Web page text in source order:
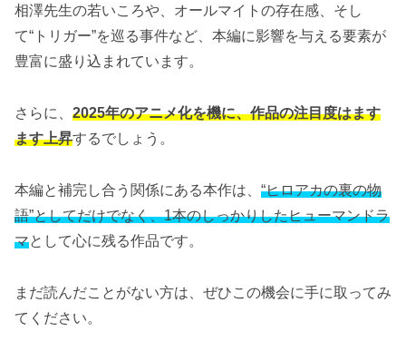
相澤先生の若いころや、オールマイトの存在感、そし
て“トリガー”を巡る事件など、本編に影響を与える要素が
豊富に盛り込まれています。
さらに、 2025年のアニメ化を機に、作品の注目度はます
ます上昇するでしょう。
本編と補完し合う関係にある本作は、 “ヒロアカの裏の物
語”としてだけでなく、1本のしっかりしたヒューマンドラ
マとして心に残る作品です。
まだ読んだことがない方は、ぜひこの機会に手に取ってみ
てください。